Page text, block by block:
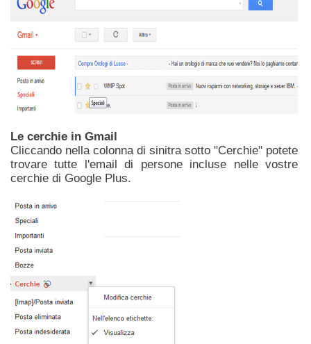
Le cerchie in Gmail
Cliccando nella colonna di sinitra sotto "Cerchie" potete
trovare tutte l'email di persone incluse nelle vostre
cerchie di Google Plus.